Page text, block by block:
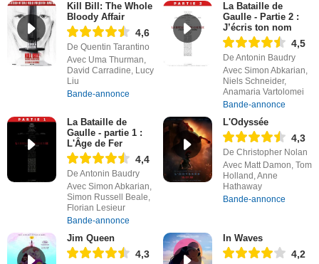
Kill Bill: The Whole
Bloody Affair
4,6
De Quentin Tarantino
Avec Uma Thurman,
David Carradine, Lucy
Liu
Bande-annonce
La Bataille de
Gaulle - Partie 2 :
J’écris ton nom
4,5
De Antonin Baudry
Avec Simon Abkarian,
Niels Schneider,
Anamaria Vartolomei
Bande-annonce
La Bataille de
Gaulle - partie 1 :
L'Âge de Fer
4,4
De Antonin Baudry
Avec Simon Abkarian,
Simon Russell Beale,
Florian Lesieur
Bande-annonce
L'Odyssée
4,3
De Christopher Nolan
Avec Matt Damon, Tom
Holland, Anne
Hathaway
Bande-annonce
Jim Queen
4,3
In Waves
4,2